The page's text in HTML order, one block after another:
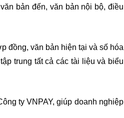
bản đến, văn bản nội bộ, điều
đồng, văn bản hiện tại và số hóa
trung tất cả các tài liệu và biểu
ty VNPAY, giúp doanh nghiệp